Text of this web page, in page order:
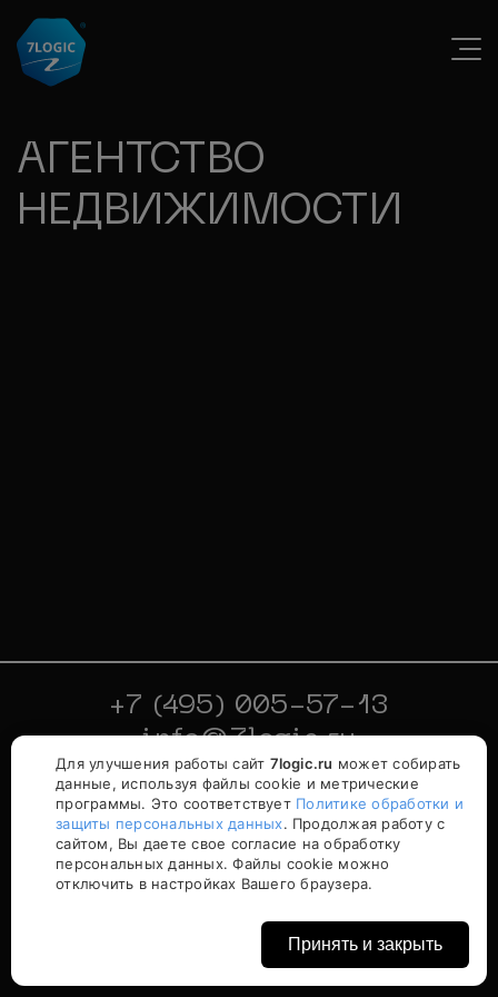
АГЕНТСТВО
НЕДВИЖИМОСТИ
ООО"7ЛОДЖИК"
ОГРН:1205000031235
Московская область, г.Раменское
© 7logic, 2012–2026.
Все права защищены.
+7 (495) 005-57-13
info@7logic.ru
🍪Для улучшения работы сайт 7logic.ru может собирать
данные, используя файлы cookie и метрические
программы. Это соответствует Политике обработки и
защиты персональных данных. Продолжая работу с
сайтом, Вы даете свое согласие на обработку
персональных данных. Файлы cookie можно
отключить в настройках Вашего браузера.
Принять и закрыть